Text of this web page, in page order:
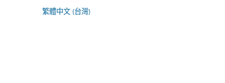
繁體中文 (台灣)